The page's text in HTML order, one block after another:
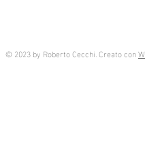
© 2023 by Roberto Cecchi. Creato con